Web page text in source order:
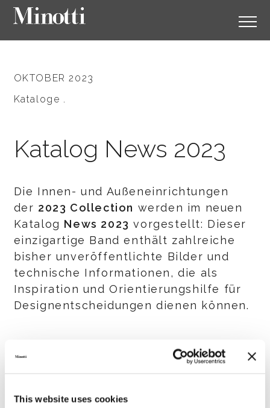
This website uses cookies
OKTOBER 2023
Kataloge .
Katalog News 2023
Die Innen- und Außeneinrichtungen
der 2023 Collection werden im neuen
Katalog News 2023 vorgestellt: Dieser
einzigartige Band enthält zahlreiche
bisher unveröffentlichte Bilder und
technische Informationen, die als
Inspiration und Orientierungshilfe für
Designentscheidungen dienen können.
DOWNLOAD PDF